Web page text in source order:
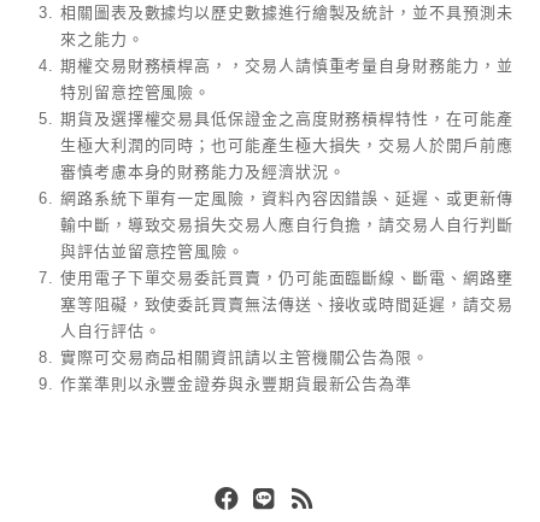
相關圖表及數據均以歷史數據進行繪製及統計，並不具預測未
來之能力。
期權交易財務槓桿高，，交易人請慎重考量自身財務能力，並
特別留意控管風險。
期貨及選擇權交易具低保證金之高度財務槓桿特性，在可能產
生極大利潤的同時；也可能產生極大損失，交易人於開戶前應
審慎考慮本身的財務能力及經濟狀況。
網路系統下單有一定風險，資料內容因錯誤、延遲、或更新傳
輸中斷，導致交易損失交易人應自行負擔，請交易人自行判斷
與評估並留意控管風險。
使用電子下單交易委託買賣，仍可能面臨斷線、斷電、網路壅
塞等阻礙，致使委託買賣無法傳送、接收或時間延遲，請交易
人自行評估。
實際可交易商品相關資訊請以主管機關公告為限。
作業準則以永豐金證券與永豐期貨最新公告為準